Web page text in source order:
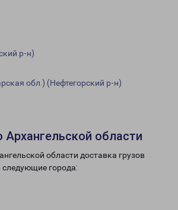
р-н)
обл.) (Нефтегорский р-н)
Архангельской области
области доставка грузов
следующие города: